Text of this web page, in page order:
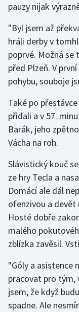
Ostatní
pauzy nijak
"Byl jsem až
hráli derby v
poprvé. Možná
před Plzeň. V
pohybu, souboje
Také po
přidali a v 57.
Barák, jeho
Vácha na roh.
Slávistický kouč
ze hry Tecla a
Domácí ale dál
ofenzivou a
Hosté dobře
malého
zblízka zavěsil.
"Góly a asistence
pracovat pro tým,
jsem, že když
spadne. Ale